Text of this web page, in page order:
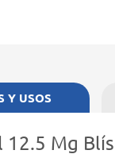
Y USOS
12.5 Mg